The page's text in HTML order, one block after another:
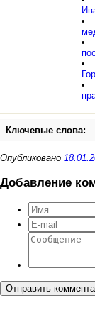
Ключевые слова:
Опубликовано
Добавление
Отправить